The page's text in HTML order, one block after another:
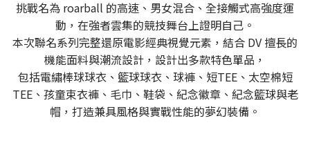
挑戰名為 roarball 的高速、男女混合、全接觸式高強度運
動，在強者雲集的競技舞台上證明自己。
本次聯名系列完整還原電影經典視覺元素，結合 DV 擅長的
機能面料與潮流設計，設計出多款特色單品，
包括電繡棒球球衣、籃球球衣、球褲、短TEE、太空棉短
TEE、孩童束衣褲、毛巾、鞋袋、紀念徽章、紀念籃球與老
帽，打造兼具風格與實戰性能的夢幻裝備。